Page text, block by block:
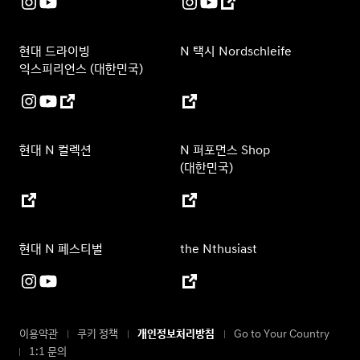
현대 드라이빙
익스피리언스 (대한민국)
N 택시 Nordschleife
현대 N 컬렉션
N 퍼포먼스 Shop
(대한민국)
현대 N 페스티벌 the Nthusiast
이용약관 쿠키 정책 개인정보처리방침
Go to Your Country
1:1 문의